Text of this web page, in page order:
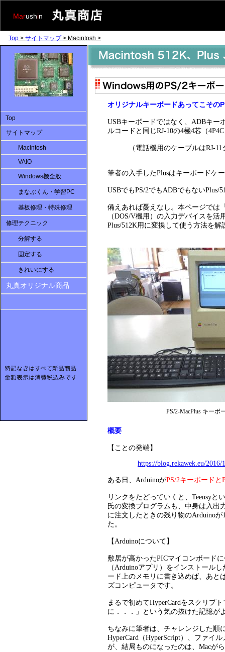
Marushin
Top > サイトマップ> Macintosh >
Top
サイトマップ
Macintosh
VAIO
Windows機全般
まなぶくん・学習PC
基板修理・特殊修理
修理テクニック
分解する
固定する
きれいにする
丸真オリジナル商品
オリジナルキーボードあってこその
USBキーボードではなく、ADBキー
ルコードと同じRJ-10の4極4芯（
（電話機用のケーブルはRJ-11タ
筆者の入手したPlusはキーボードケ
USBでもPS/2でもADBでもない
備えあれば憂えなし。本ページでは
（DOS/V機用）の入力デバイスを
Plus/512K用に変換して使う方法を解
PS/2-MacPlus キーボ
概要
【 ことの発端】
https://blog.rekawek.eu/2016/
ある日、 ArduinoがPS/2キーボードと
リンクをたどっていくと、Teensyと
氏の変換プログラムも、中身は入出
に注文したときの残り物のArduino
た。
【Arduinoについて】
敷居が高かったPICマイコンボード
（Arduinoアプリ）をインストール
ード上のメモリに書き込めば、あと
ズコンピュータです。
まるで初めてHyperCardをスクリプ
に．．．」という気の抜けた記憶が
ちなみに筆者は、チャレンジした順
HyperCard（HyperScript）、ファイ
が、結局ものになったのは、Mac